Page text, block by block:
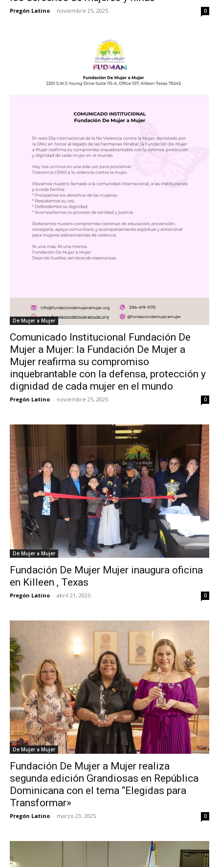
Pregón Latino - noviembre 25, 2025 0
De Mujer a Mujer
Comunicado Institucional Fundación De
Mujer a Mujer: la Fundación De Mujer a
Mujer reafirma su compromiso
inquebrantable con la defensa, protección y
dignidad de cada mujer en el mundo
Pregón Latino - noviembre 25, 2025 0
De Mujer a Mujer
Fundación De Mujer Mujer inaugura oficina
en Killeen , Texas
Pregón Latino - abril 21, 2025 0
De Mujer a Mujer
Fundación De Mujer a Mujer realiza
segunda edición Grandiosas en República
Dominicana con el tema “Elegidas para
Transformar»
Pregón Latino - marzo 23, 2025 0